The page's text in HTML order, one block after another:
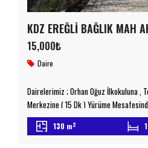
15,000₺
Daire
Dairelerimiz ; Orhan Oğuz İlkokuluna ,
Merkezine ( 15 Dk ) Yürüme
Dairelerimizin Otopark Sorunu Yoktur 2
Bilgi İçin Lütfen Bizimle İletişime
130 m2 1